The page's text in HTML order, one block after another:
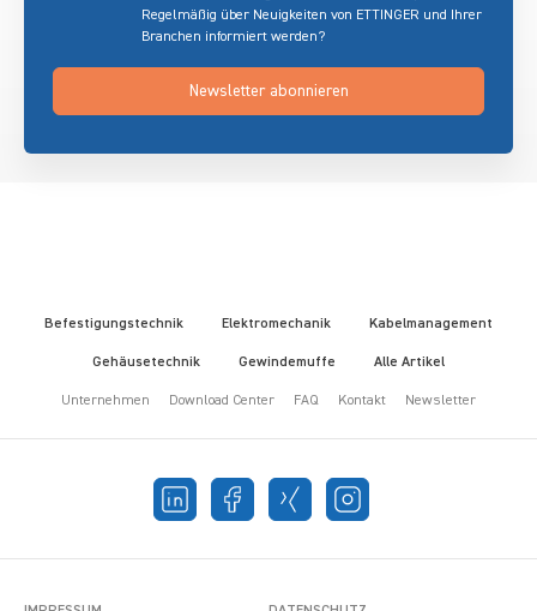
Regelmäßig über Neuigkeiten von ETTINGER und Ihrer
Branchen informiert werden?
Newsletter abonnieren
Befestigungstechnik Elektromechanik Kabelmanagement
Gehäusetechnik Gewindemuffe Alle Artikel
Unternehmen Download Center FAQ Kontakt Newsletter